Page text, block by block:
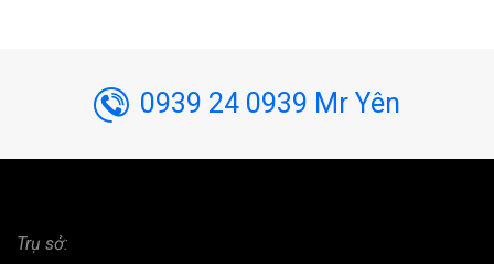
0939 24 0939 Mr Yên
Trụ sở: